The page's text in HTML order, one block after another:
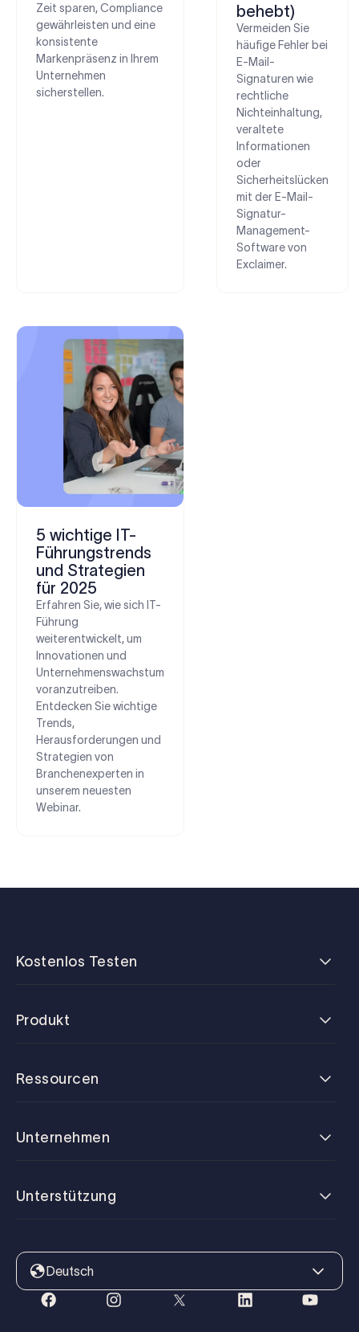
Zeit sparen, Compliance
gewährleisten und eine
konsistente
Markenpräsenz in Ihrem
Unternehmen
sicherstellen.
behebt)
Vermeiden Sie
häufige Fehler bei
E-Mail-
Signaturen wie
rechtliche
Nichteinhaltung,
veraltete
Informationen
oder
Sicherheitslücken
mit der E-Mail-
Signatur-
Management-
Software von
Exclaimer.
5 wichtige IT-
Führungstrends
und Strategien
für 2025
Erfahren Sie, wie sich IT-
Führung
weiterentwickelt, um
Innovationen und
Unternehmenswachstum
voranzutreiben.
Entdecken Sie wichtige
Trends,
Herausforderungen und
Strategien von
Branchenexperten in
unserem neuesten
Webinar.
Kostenlos Testen
Produkt
Ressourcen
Unternehmen
Unterstützung
Deutsch